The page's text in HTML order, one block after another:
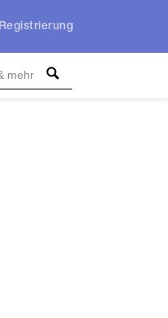
Registrierung